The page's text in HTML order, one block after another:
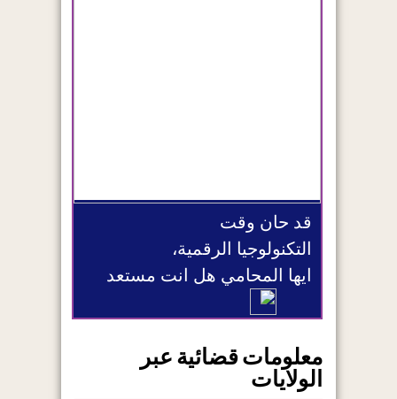
قد حان وقت
التكنولوجيا الرقمية،
ايها المحامي هل انت مستعد
معلومات قضائية عبر
الولايات